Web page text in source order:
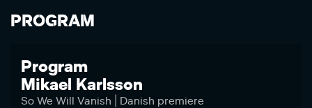
PROGRAM
Program
Mikael Karlsson
So We Will Vanish | Danish premiere